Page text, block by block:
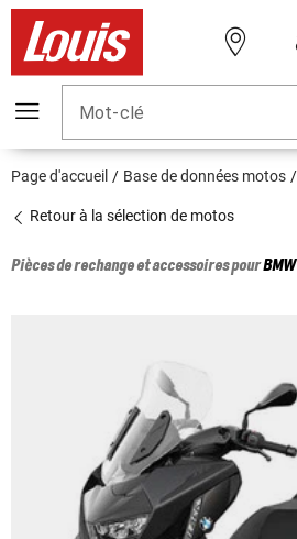
Mot-clé
Page d'accueil Base de données motos
Retour à la sélection de motos
Pièces de rechange et accessoires pourBMW